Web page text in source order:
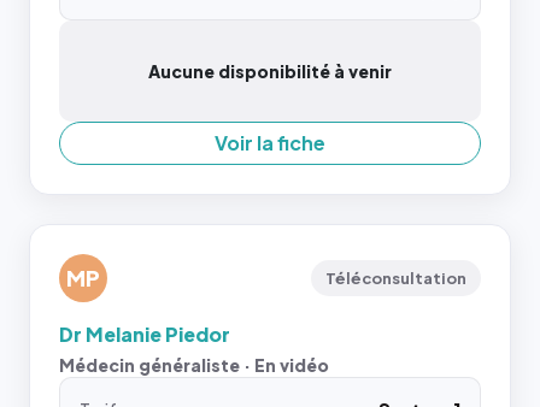
Aucune disponibilité à venir
Voir la fiche
MP Téléconsultation
Dr Melanie Piedor
Médecin généraliste · En vidéo